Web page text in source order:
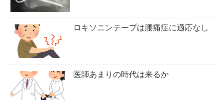
ロキソニンテープは腰痛症に適応なし
医師あまりの時代は来るか